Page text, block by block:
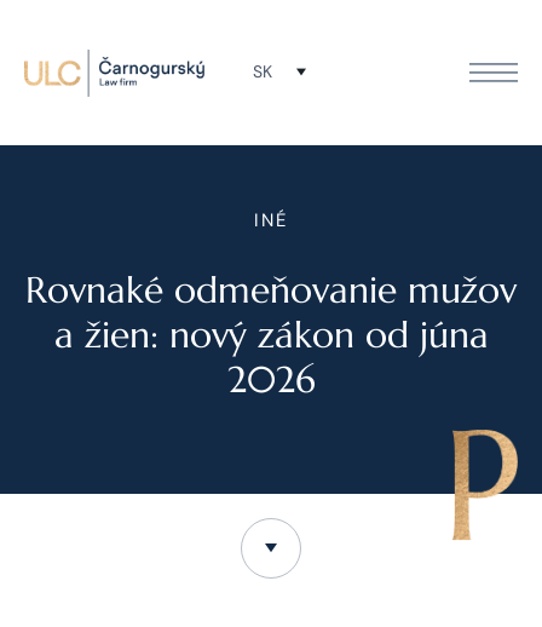
SK
INÉ
Rovnaké odmeňovanie mužov
a žien: nový zákon od júna
2026